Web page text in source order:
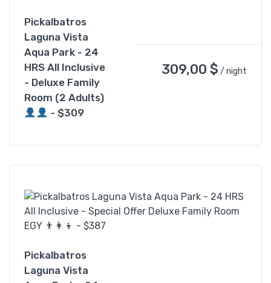
Pickalbatros
Laguna Vista
Aqua Park - 24
HRS All Inclusive
- Deluxe Family
Room (2 Adults)
- $309
309,00 $ / night
Pickalbatros
Laguna Vista